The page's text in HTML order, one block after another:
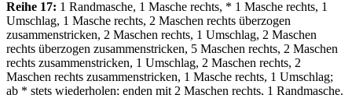
Reihe 17: 1 Randmasche, 1 Masche rechts, * 1 Masche rechts, 1
Umschlag, 1 Masche rechts, 2 Maschen rechts überzogen
zusammenstricken, 2 Maschen rechts, 1 Umschlag, 2 Maschen
rechts überzogen zusammenstricken, 5 Maschen rechts, 2 Maschen
rechts zusammenstricken, 1 Umschlag, 2 Maschen rechts, 2
Maschen rechts zusammenstricken, 1 Masche rechts, 1 Umschlag;
ab * stets wiederholen; enden mit 2 Maschen rechts, 1 Randmasche.